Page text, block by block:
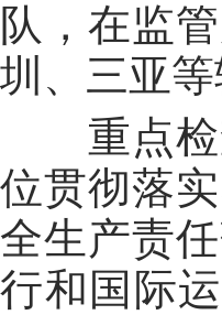
队，在监
圳、三亚
重点检
位贯彻落
全生产责
行和国际